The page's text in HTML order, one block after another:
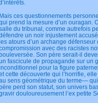
Mais ces questionnements
prend la mesure d’un ouragan.
du tribunal, comme autrefois
un noir injustement
les atours d’un archange
avec des racistes
bouleversée. Son père serait-il
fascicule de propagande sur un
pour la figure
cette découverte qui l’horrifie,
sens géométrique du terme—
perd son statut, son univers
douloureusement l’ex petite